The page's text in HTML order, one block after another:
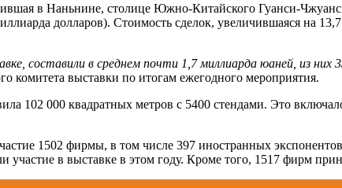
в Наньнине, столице Южно-Китайского Гуанси-
долларов). Стоимость сделок, увеличившаяся на
составили в среднем почти 1,7 миллиарда юаней, из них
комитета выставки по итогам ежегодного мероприятия.
102 000 квадратных метров с 5400 стендами. Это
1502 фирмы, в том числе 397 иностранных
участие в выставке в этом году. Кроме того, 1517 фирм